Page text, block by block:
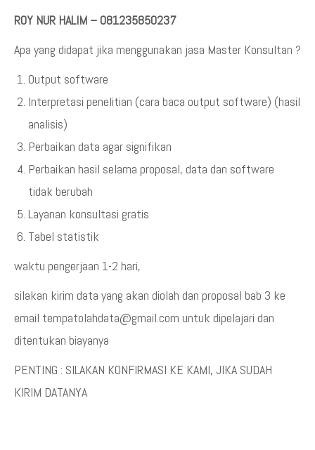
ROY NUR HALIM – 081235850237
Apa yang didapat jika menggunakan jasa Master Konsultan ?
Output software
Interpretasi penelitian (cara baca output software) (hasil
analisis)
Perbaikan data agar signifikan
Perbaikan hasil selama proposal, data dan software
tidak berubah
Layanan konsultasi gratis
Tabel statistik
waktu pengerjaan 1-2 hari,
silakan kirim data yang akan diolah dan proposal bab 3 ke
email tempatolahdata@gmail.com untuk dipelajari dan
ditentukan biayanya
PENTING : SILAKAN KONFIRMASI KE KAMI, JIKA SUDAH
KIRIM DATANYA